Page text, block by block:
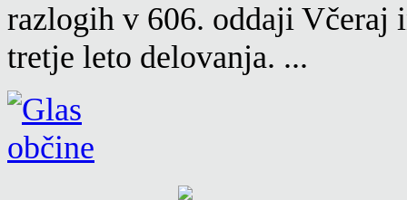
razlogih v 606. oddaji Včeraj
tretje leto delovanja. ...